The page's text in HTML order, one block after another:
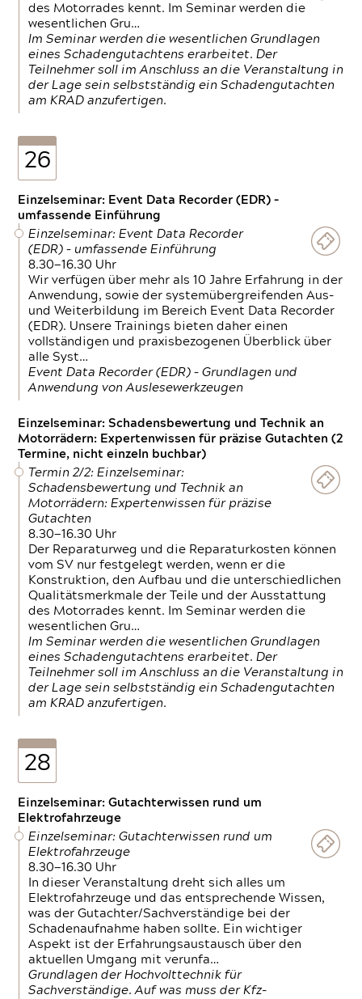
des Motorrades kennt. Im Seminar werden die
wesentlichen Gru…
Im Seminar werden die wesentlichen Grundlagen
eines Schadengutachtens erarbeitet. Der
Teilnehmer soll im Anschluss an die Veranstaltung in
der Lage sein selbstständig ein Schadengutachten
am KRAD anzufertigen.
26
Einzelseminar: Event Data Recorder (EDR) –
umfassende Einführung
Einzelseminar: Event Data Recorder
(EDR) – umfassende Einführung
8.30—16.30 Uhr
Wir verfügen über mehr als 10 Jahre Erfahrung in der
Anwendung, sowie der systemübergreifenden Aus-
und Weiterbildung im Bereich Event Data Recorder
(EDR). Unsere Trainings bieten daher einen
vollständigen und praxisbezogenen Überblick über
alle Syst…
Event Data Recorder (EDR) – Grundlagen und
Anwendung von Auslesewerkzeugen
Einzelseminar: Schadensbewertung und Technik an
Motorrädern: Expertenwissen für präzise Gutachten (2
Termine, nicht einzeln buchbar)
Termin 2/2: Einzelseminar:
Schadensbewertung und Technik an
Motorrädern: Expertenwissen für präzise
Gutachten
8.30—16.30 Uhr
Der Reparaturweg und die Reparaturkosten können
vom SV nur festgelegt werden, wenn er die
Konstruktion, den Aufbau und die unterschiedlichen
Qualitätsmerkmale der Teile und der Ausstattung
des Motorrades kennt. Im Seminar werden die
wesentlichen Gru…
Im Seminar werden die wesentlichen Grundlagen
eines Schadengutachtens erarbeitet. Der
Teilnehmer soll im Anschluss an die Veranstaltung in
der Lage sein selbstständig ein Schadengutachten
am KRAD anzufertigen.
28
Einzelseminar: Gutachterwissen rund um
Elektrofahrzeuge
Einzelseminar: Gutachterwissen rund um
Elektrofahrzeuge
8.30—16.30 Uhr
In dieser Veranstaltung dreht sich alles um
Elektrofahrzeuge und das entsprechende Wissen,
was der Gutachter/Sachverständige bei der
Schadenaufnahme haben sollte. Ein wichtiger
Aspekt ist der Erfahrungsaustausch über den
aktuellen Umgang mit verunfa…
Grundlagen der Hochvolttechnik für
Sachverständige. Auf was muss der Kfz-